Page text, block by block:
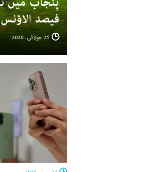
فیصد الاؤنس
26 جولائی ، 2026